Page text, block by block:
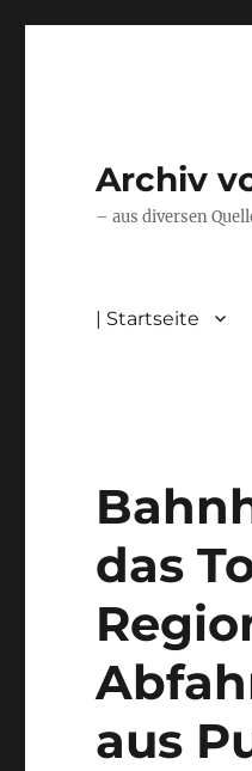
Archiv
– aus diversen
| Startseite
das
aus